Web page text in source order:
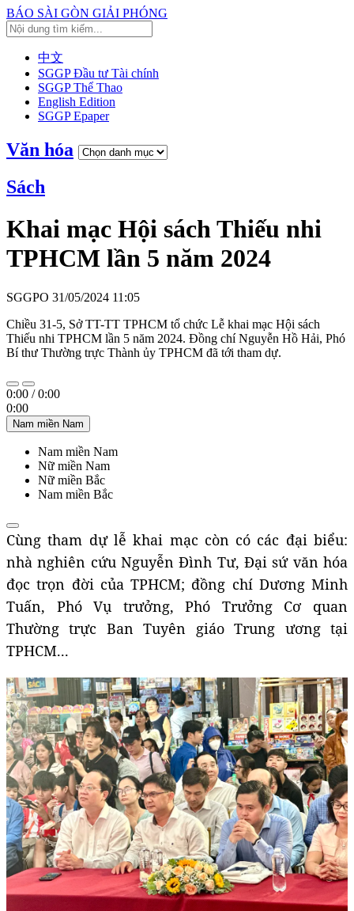
BÁO SÀI GÒN GIẢI PHÓNG
中文
SGGP Đầu tư Tài chính
SGGP Thể Thao
English Edition
SGGP Epaper
Văn hóa
Sách
Khai mạc Hội sách Thiếu nhi
TPHCM lần 5 năm 2024
SGGPO 31/05/2024 11:05
Chiều 31-5, Sở TT-TT TPHCM tổ chức Lễ khai mạc Hội sách
Thiếu nhi TPHCM lần 5 năm 2024. Đồng chí Nguyễn Hồ Hải, Phó
Bí thư Thường trực Thành ủy TPHCM đã tới tham dự.
0:00 /0:00
0:00
Nam miền Nam
Nam miền Nam
Nữ miền Nam
Nữ miền Bắc
Nam miền Bắc
Cùng tham dự lễ khai mạc còn có các đại biểu:
nhà nghiên cứu Nguyễn Đình Tư, Đại sứ văn hóa
đọc trọn đời của TPHCM; đồng chí Dương Minh
Tuấn, Phó Vụ trưởng, Phó Trưởng Cơ quan
Thường trực Ban Tuyên giáo Trung ương tại
TPHCM...